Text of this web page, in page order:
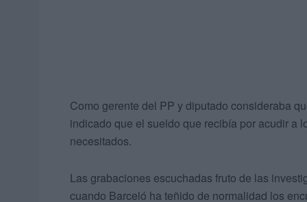
Como gerente del PP y diputado consideraba
indicado que el sueldo que recibía por acudir a
necesitados.
Las grabaciones escuchadas fruto de las
cuando Barceló ha teñido de normalidad los